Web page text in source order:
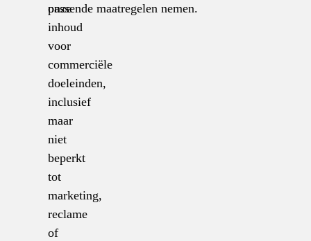
onze
inhoud
voor
commerciële
doeleinden,
inclusief
maar
niet
beperkt
tot
marketing,
reclame
of
passende maatregelen nemen.